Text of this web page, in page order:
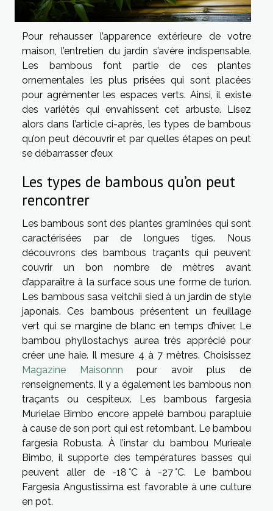
Pour rehausser l’apparence extérieure de votre
maison, l’entretien du jardin s’avère indispensable.
Les bambous font partie de ces plantes
ornementales les plus prisées qui sont placées
pour agrémenter les espaces verts. Ainsi, il existe
des variétés qui envahissent cet arbuste. Lisez
alors dans l’article ci-après, les types de bambous
qu’on peut découvrir et par quelles étapes on peut
se débarrasser d’eux
Les types de bambous qu’on peut
rencontrer
Les bambous sont des plantes graminées qui sont
caractérisées par de longues tiges. Nous
découvrons des bambous traçants qui peuvent
couvrir un bon nombre de mètres avant
d’apparaître à la surface sous une forme de turion.
Les bambous sasa veitchii sied à un jardin de style
japonais. Ces bambous présentent un feuillage
vert qui se margine de blanc en temps d’hiver. Le
bambou phyllostachys aurea très apprécié pour
créer une haie. Il mesure 4 à 7 mètres. Choisissez
Magazine Maisonnn pour avoir plus de
renseignements. Il y a également les bambous non
traçants ou cespiteux. Les bambous fargesia
Murielae Bimbo encore appelé bambou parapluie
à cause de son port qui est retombant. Le bambou
fargesia Robusta. À l’instar du bambou Murieale
Bimbo, il supporte des températures basses qui
peuvent aller de -18 °C à -27 °C. Le bambou
Fargesia Angustissima est favorable à une culture
en pot.